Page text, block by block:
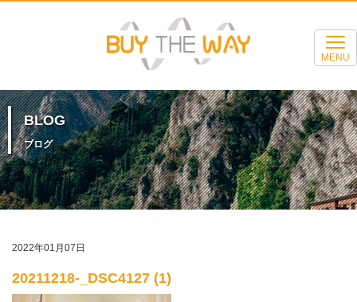
MENU
BLOG
ブログ
2022年01月07日
20211218-_DSC4127 (1)